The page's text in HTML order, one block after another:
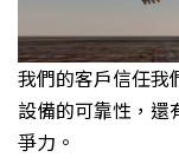
我們的客戶信任我
設備的可靠性，還
爭力。